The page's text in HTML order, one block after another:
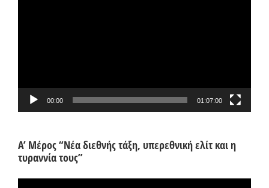
00:00 01:07:00
Α’ Μέρος “Νέα διεθνής τάξη, υπερεθνική ελίτ και η
τυραννία τους”